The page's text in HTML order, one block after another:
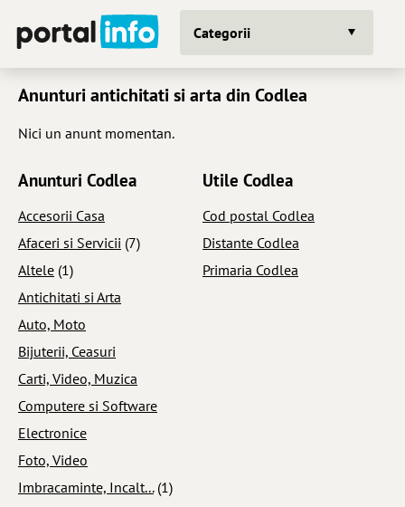
Categorii
Anunturi antichitati si arta din Codlea
Nici un anunt momentan.
Anunturi Codlea
Accesorii Casa
Afaceri si Servicii (7)
Altele (1)
Antichitati si Arta
Auto, Moto
Bijuterii, Ceasuri
Carti, Video, Muzica
Computere si Software
Electronice
Foto, Video
Imbracaminte, Incalt... (1)
Utile Codlea
Cod postal Codlea
Distante Codlea
Primaria Codlea